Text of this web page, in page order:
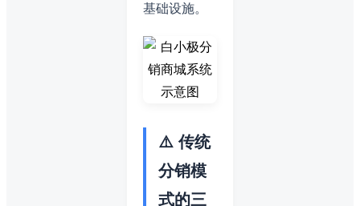
基础设施。
⚠️ 传统
分销模
式的三